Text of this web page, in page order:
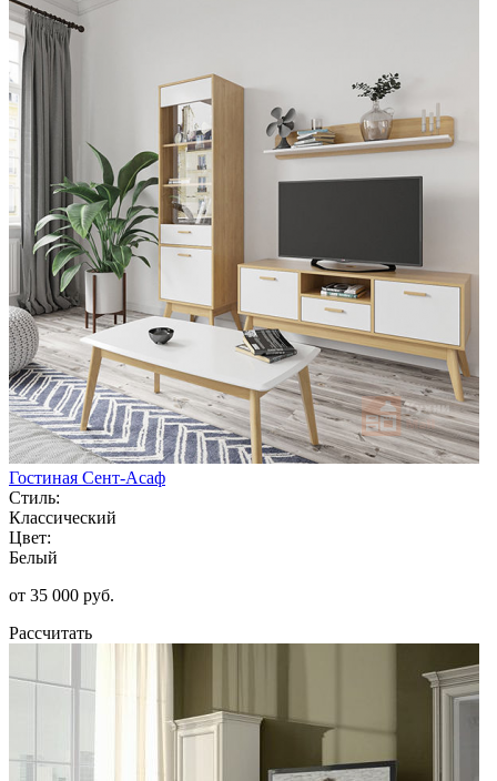
Гостиная Сент-Асаф
Стиль:
Классический
Цвет:
Белый
от 35 000 руб.
Рассчитать